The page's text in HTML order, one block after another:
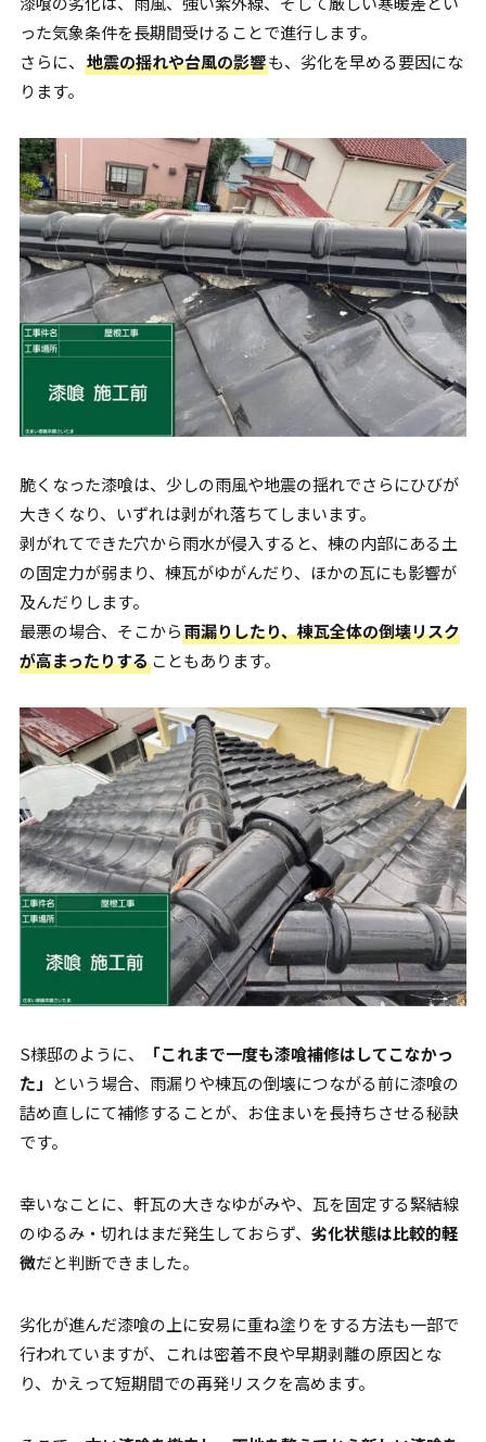
った気象条件を長期間受けることで進行します。
さらに、 地震の揺れや台風の影響も、劣化を早める要因にな
ります。
脆くなった漆喰は、少しの雨風や地震の揺れでさらにひびが
大きくなり、いずれは剥がれ落ちてしまいます。
剥がれてできた穴から雨水が侵入すると、棟の内部にある土
の固定力が弱まり、棟瓦がゆがんだり、ほかの瓦にも影響が
及んだりします。
最悪の場合、そこから雨漏りしたり、棟瓦全体の倒壊リスク
が高まったりすることもあります。
S様邸のように、
「これまで一度も漆喰補修はしてこなかっ
た」 という場合、雨漏りや棟瓦の倒壊につながる前に漆喰の
詰め直しにて補修することが、お住まいを長持ちさせる秘訣
です。
幸いなことに、軒瓦の大きなゆがみや、瓦を固定する緊結線
のゆるみ・切れはまだ発生しておらず、 劣化状態は比較的軽
微だと判断できました。
劣化が進んだ漆喰の上に安易に重ね塗りをする方法も一部で
行われていますが、これは密着不良や早期剥離の原因とな
り、かえって短期間での再発リスクを高めます。